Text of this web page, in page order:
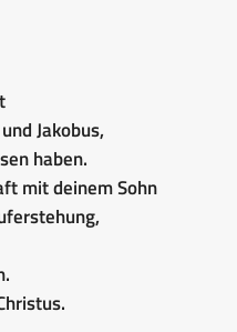
Jakobus,
haben.
mit deinem Sohn